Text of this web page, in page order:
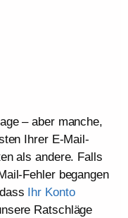
– aber manche,
Ihrer E-Mail-
als andere. Falls
Fehler begangen
Ihr Konto
Ratschläge